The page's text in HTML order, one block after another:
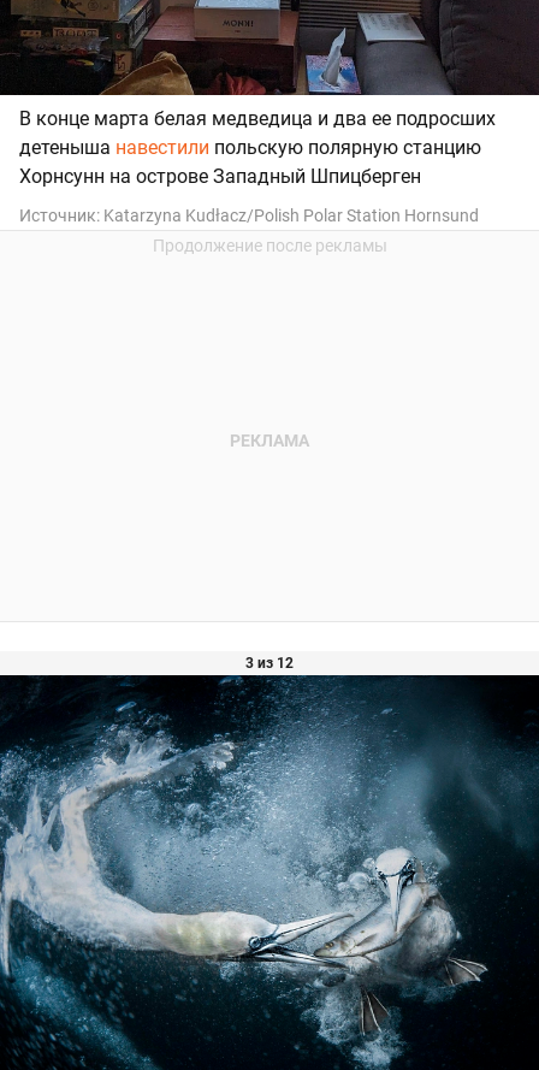
В конце марта белая медведица и два ее подросших
детеныша навестили польскую полярную станцию
Хорнсунн на острове Западный Шпицберген
Источник: Katarzyna Kudłacz/Polish Polar Station Hornsund
3 из 12